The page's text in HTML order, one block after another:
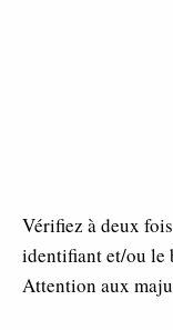
Vérifiez à deux
identifiant et/ou le
Attention aux